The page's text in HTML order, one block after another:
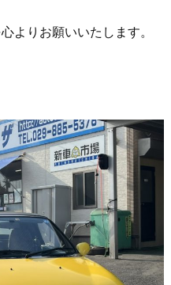
よりお願いいたします。